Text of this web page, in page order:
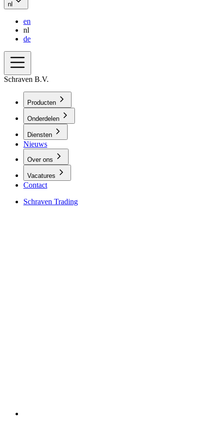
nl
en
nl
de
Schraven B.V.
Producten
Onderdelen
Diensten
Nieuws
Over ons
Vacatures
Contact
Schraven Trading